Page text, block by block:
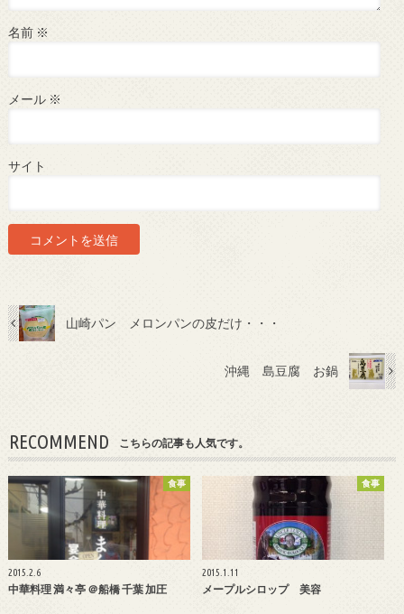
名前 ※
メール ※
サイト
山崎パン メロンパンの皮だけ・・・
沖縄 島豆腐 お鍋
RECOMMEND こちらの記事も人気です。
食事
2015.2.6
中華料理 満々亭 ＠船橋 千葉 加圧
食事
2015.1.11
メープルシロップ 美容